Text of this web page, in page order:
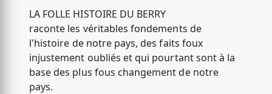
LA FOLLE HISTOIRE DU BERRY
raconte les véritables fondements de
l'histoire de notre pays, des faits foux
injustement oubliés et qui pourtant sont à la
base des plus fous changement de notre
pays.